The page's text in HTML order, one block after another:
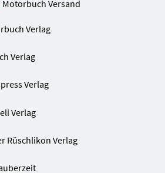
Motorbuch Versand
Verlag
Verlag
Verlag
Verlag
Rüschlikon Verlag